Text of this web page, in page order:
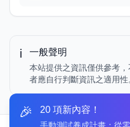
ℹ️ 一般聲明
本站提供之資訊僅供參考
者應自行判斷資訊之適用性
🎉 20 項新內容！